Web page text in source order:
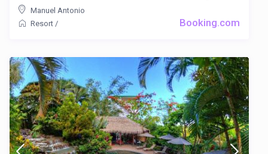
Booking.com
Manuel Antonio
Resort /